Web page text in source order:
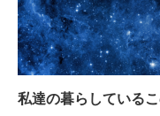
私達の暮らしている